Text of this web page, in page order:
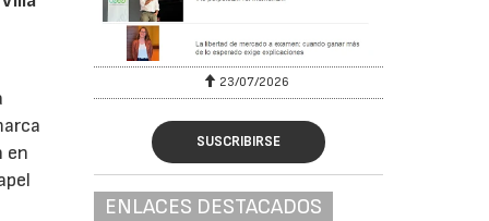
en
23/07/2026
SUSCRIBIRSE
ENLACES DESTACADOS